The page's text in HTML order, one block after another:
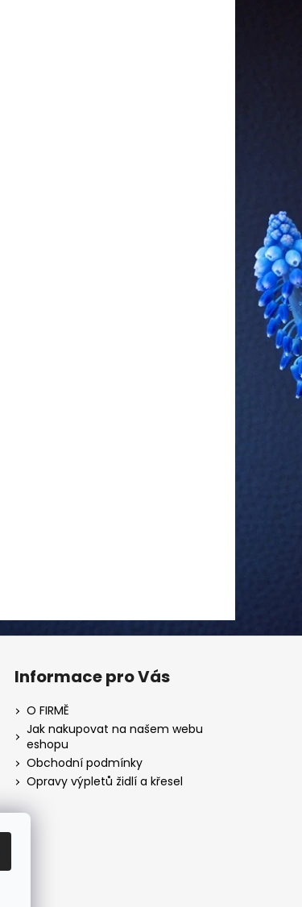
Informace pro Vás
O FIRMĚ
Jak nakupovat na našem webu
eshopu
Obchodní podmínky
Opravy výpletů židlí a křesel